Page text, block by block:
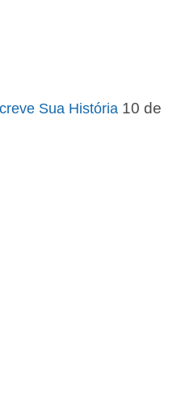
Sua História 10 de